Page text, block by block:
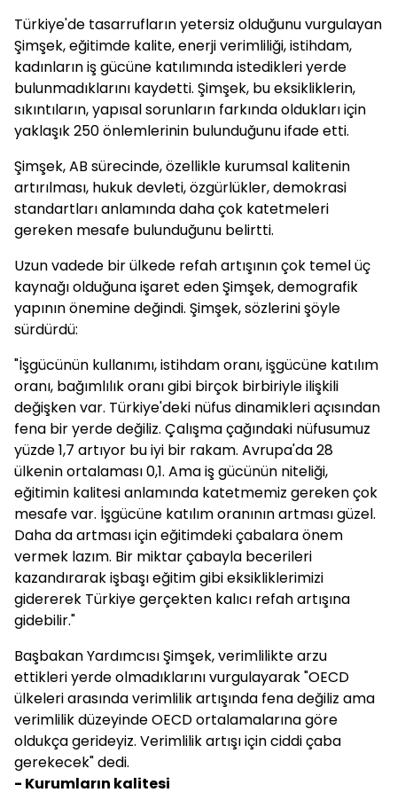
Türkiye'de tasarrufların yetersiz olduğunu vurgulayan
Şimşek, eğitimde kalite, enerji verimliliği, istihdam,
kadınların iş gücüne katılımında istedikleri yerde
bulunmadıklarını kaydetti. Şimşek, bu eksikliklerin,
sıkıntıların, yapısal sorunların farkında oldukları için
yaklaşık 250 önlemlerinin bulunduğunu ifade etti.
Şimşek, AB sürecinde, özellikle kurumsal kalitenin
artırılması, hukuk devleti, özgürlükler, demokrasi
standartları anlamında daha çok katetmeleri
gereken mesafe bulunduğunu belirtti.
Uzun vadede bir ülkede refah artışının çok temel üç
kaynağı olduğuna işaret eden Şimşek, demografik
yapının önemine değindi. Şimşek, sözlerini şöyle
sürdürdü:
"İşgücünün kullanımı, istihdam oranı, işgücüne katılım
oranı, bağımlılık oranı gibi birçok birbiriyle ilişkili
değişken var. Türkiye'deki nüfus dinamikleri açısından
fena bir yerde değiliz. Çalışma çağındaki nüfusumuz
yüzde 1,7 artıyor bu iyi bir rakam. Avrupa'da 28
ülkenin ortalaması 0,1. Ama iş gücünün niteliği,
eğitimin kalitesi anlamında katetmemiz gereken çok
mesafe var. İşgücüne katılım oranının artması güzel.
Daha da artması için eğitimdeki çabalara önem
vermek lazım. Bir miktar çabayla becerileri
kazandırarak işbaşı eğitim gibi eksikliklerimizi
gidererek Türkiye gerçekten kalıcı refah artışına
gidebilir."
Başbakan Yardımcısı Şimşek, verimlilikte arzu
ettikleri yerde olmadıklarını vurgulayarak "OECD
ülkeleri arasında verimlilik artışında fena değiliz ama
verimlilik düzeyinde OECD ortalamalarına göre
oldukça gerideyiz. Verimlilik artışı için ciddi çaba
gerekecek" dedi.
- Kurumların kalitesi